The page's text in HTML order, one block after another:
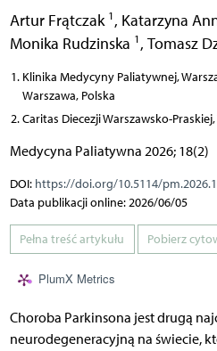
Artur Frątczak 1 , Katarzyna
Monika Rudzinska 1 , Tomasz
Klinika Medycyny Paliatywnej,
Warszawa, Polska
Caritas Diecezji Warszawsko-
Medycyna Paliatywna 2026; 18(2)
DOI: https://doi.org/10.5114/
Data publikacji online: 2026/06/05
Pełna treść artykułu Pobierz
PlumX Metrics
Choroba Parkinsona jest drugą
neurodegeneracyjną na świecie,